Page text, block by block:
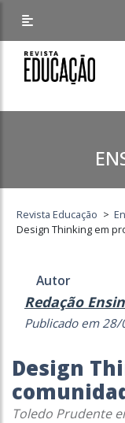
Revista Educação >
Design Thinking em
Autor
Redação
Publicado em
Design
Toledo Prudente